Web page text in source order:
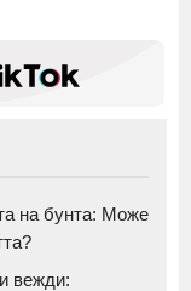
на бунта: Може
вежди: